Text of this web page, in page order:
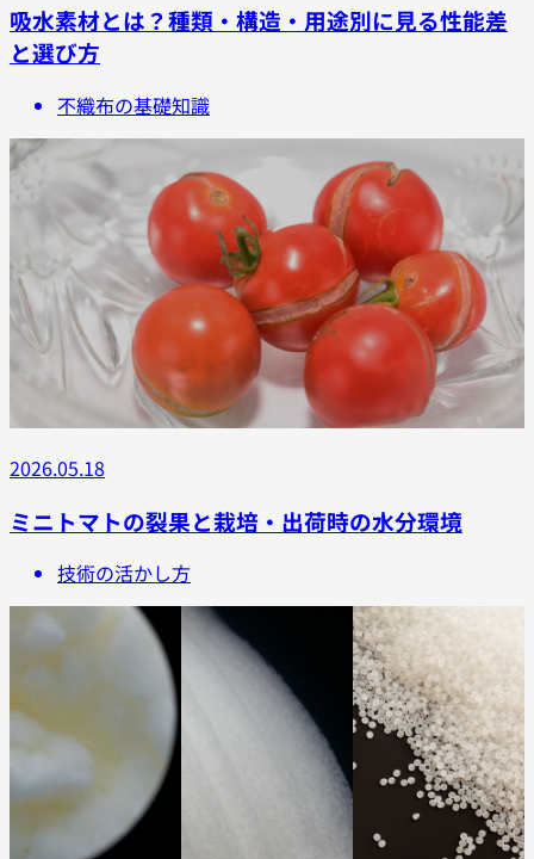
吸水素材とは？種類・構造・用途別に見る性能差
と選び方
不織布の基礎知識
2026.05.18
ミニトマトの裂果と栽培・出荷時の水分環境
技術の活かし方